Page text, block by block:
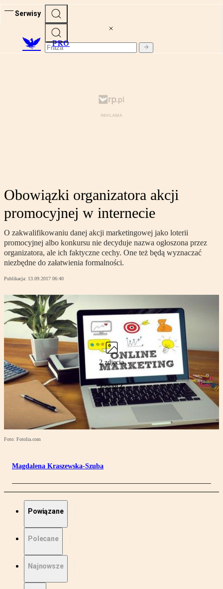
Serwisy
PRO
Obowiązki organizatora akcji
promocyjnej w internecie
O zakwalifikowaniu danej akcji marketingowej jako loterii
promocyjnej albo konkursu nie decyduje nazwa ogłoszona przez
organizatora, ale ich faktyczne cechy. One też będą wyznaczać
niezbędne do załatwienia formalności.
Publikacja: 13.09.2017 06:40
2 zdjęcia
Zobacz
Foto: Fotolia.com
Magdalena Kraszewska-Szuba
Powiązane
Polecane
Najnowsze